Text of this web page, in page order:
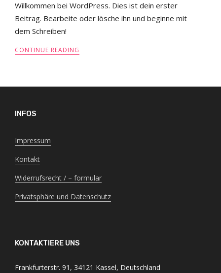
Willkommen bei WordPress. Dies ist dein erster
Beitrag. Bearbeite oder lösche ihn und beginne mit
dem Schreiben!
CONTINUE READING
INFOS
Impressum
Kontakt
Widerrufsrecht / – formular
Privatsphäre und Datenschutz
KONTAKTIERE UNS
Frankfurterstr. 91, 34121 Kassel, Deutschland